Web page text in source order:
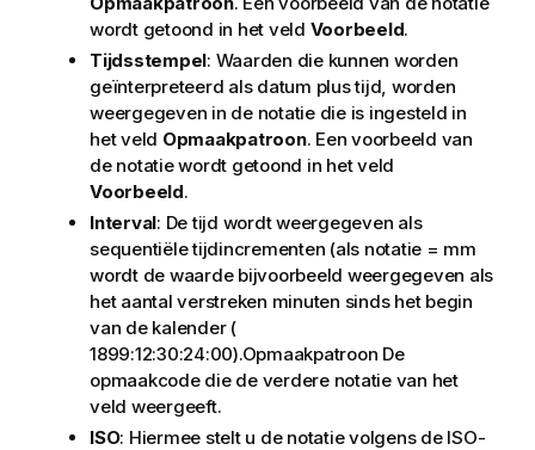
wordt getoond in het veld Voorbeeld.
Tijdsstempel: Waarden die kunnen worden
geïnterpreteerd als datum plus tijd, worden
weergegeven in de notatie die is ingesteld in
het veld Opmaakpatroon. Een voorbeeld van
de notatie wordt getoond in het veld
Voorbeeld.
Interval: De tijd wordt weergegeven als
sequentiële tijdincrementen (als notatie = mm
wordt de waarde bijvoorbeeld weergegeven als
het aantal verstreken minuten sinds het begin
van de kalender (
1899:12:30:24:00).Opmaakpatroon De
opmaakcode die de verdere notatie van het
veld weergeeft.
ISO: Hiermee stelt u de notatie volgens de ISO-